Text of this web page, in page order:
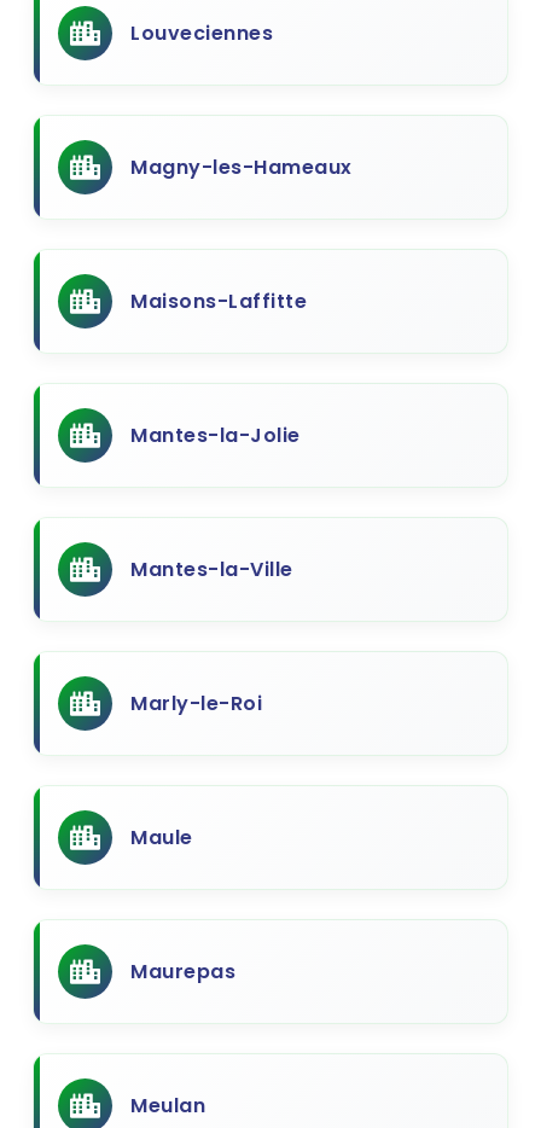
Louveciennes
Magny-les-Hameaux
Maisons-Laffitte
Mantes-la-Jolie
Mantes-la-Ville
Marly-le-Roi
Maule
Maurepas
Meulan